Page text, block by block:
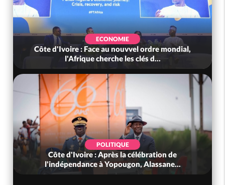
ECONOMIE
Côte d'Ivoire : Face au nouvvel ordre mondial,
l'Afrique cherche les clés d...
POLITIQUE
Côte d'Ivoire : Après la célébration de
l'indépendance à Yopougon, Alassane...